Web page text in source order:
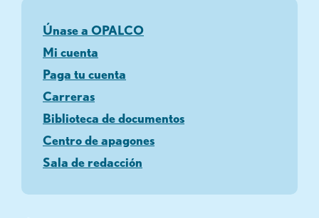
Únase a OPALCO
Mi cuenta
Paga tu cuenta
Carreras
Biblioteca de documentos
Centro de apagones
Sala de redacción